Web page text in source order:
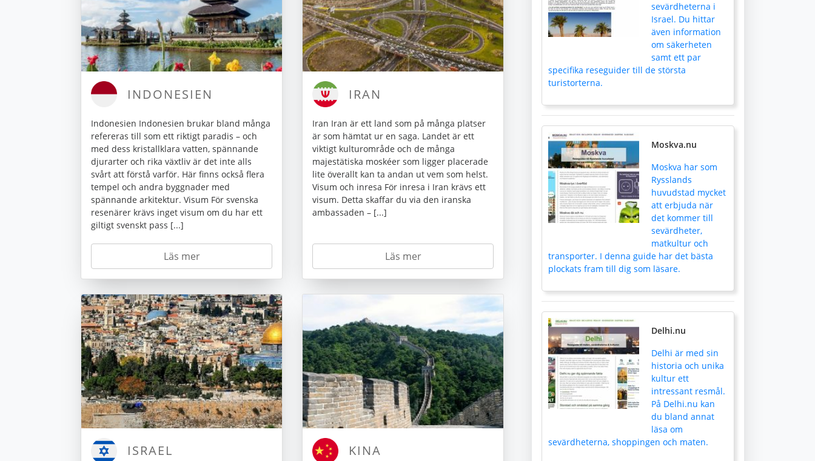
INDONESIEN
Indonesien Indonesien brukar bland många
refereras till som ett riktigt paradis – och
med dess kristallklara vatten, spännande
djurarter och rika växtliv är det inte alls
svårt att förstå varför. Här finns också flera
tempel och andra byggnader med
spännande arkitektur. Visum För svenska
resenärer krävs inget visum om du har ett
giltigt svenskt pass [...]
Läs mer
IRAN
Iran Iran är ett land som på många platser
är som hämtat ur en saga. Landet är ett
viktigt kulturområde och de många
majestätiska moskéer som ligger placerade
lite överallt kan ta andan ut vem som helst.
Visum och inresa För inresa i Iran krävs ett
visum. Detta skaffar du via den iranska
ambassaden – [...]
Läs mer
ISRAEL KINA
sevärdheterna i
Israel. Du hittar
även information
om säkerheten
samt ett par
specifika reseguider till de största
turistorterna.
Moskva.nu
Moskva har som
Rysslands
huvudstad mycket
att erbjuda när
det kommer till
sevärdheter,
matkultur och
transporter. I denna guide har det bästa
plockats fram till dig som läsare.
Delhi.nu
Delhi är med sin
historia och unika
kultur ett
intressant resmål.
På Delhi.nu kan
du bland annat
läsa om
sevärdheterna, shoppingen och maten.